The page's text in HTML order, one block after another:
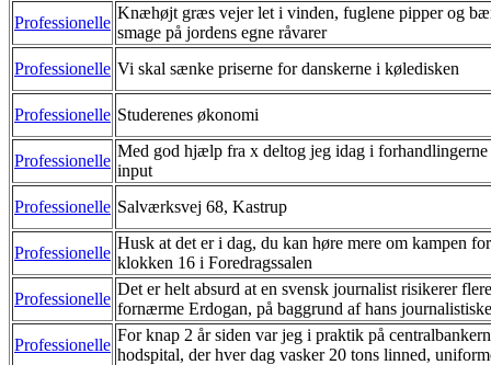
Professionelle
Knæhøjt græs vejer let i vinden, fuglene pipper og
smage på jordens egne råvarer
Professionelle Vi skal sænke priserne for danskerne i køledisken
Professionelle Studerenes økonomi
Professionelle
Med god hjælp fra x deltog jeg idag i forhandlingerne
input
Professionelle Salværksvej 68, Kastrup
Professionelle
Husk at det er i dag, du kan høre mere om kampen
klokken 16 i Foredragssalen
Professionelle
Det er helt absurd at en svensk journalist risikerer
fornærme Erdogan, på baggrund af hans
Professionelle
For knap 2 år siden var jeg i praktik på
hodspital, der hver dag vasker 20 tons linned,